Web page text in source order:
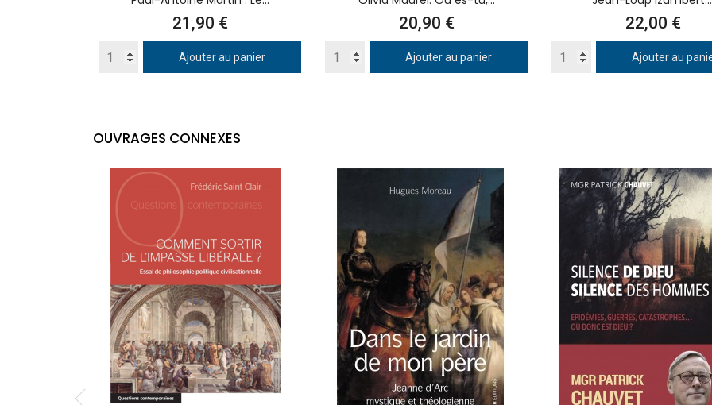
Prix
21,90 €
Ajouter au panier
Prix
20,90 €
Ajouter au panier
Prix
22,00 €
Ajouter au
OUVRAGES CONNEXES